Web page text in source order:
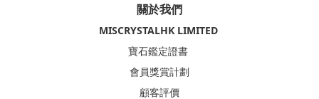
關於我們
MISCRYSTALHK LIMITED
寶石鑑定證書
會員獎賞計劃
顧客評價